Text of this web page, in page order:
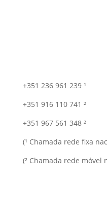
+351 236 961 239 ¹
+351 916 110 741 ²
+351 967 561 348 ²
(¹ Chamada rede fixa
(² Chamada rede móvel